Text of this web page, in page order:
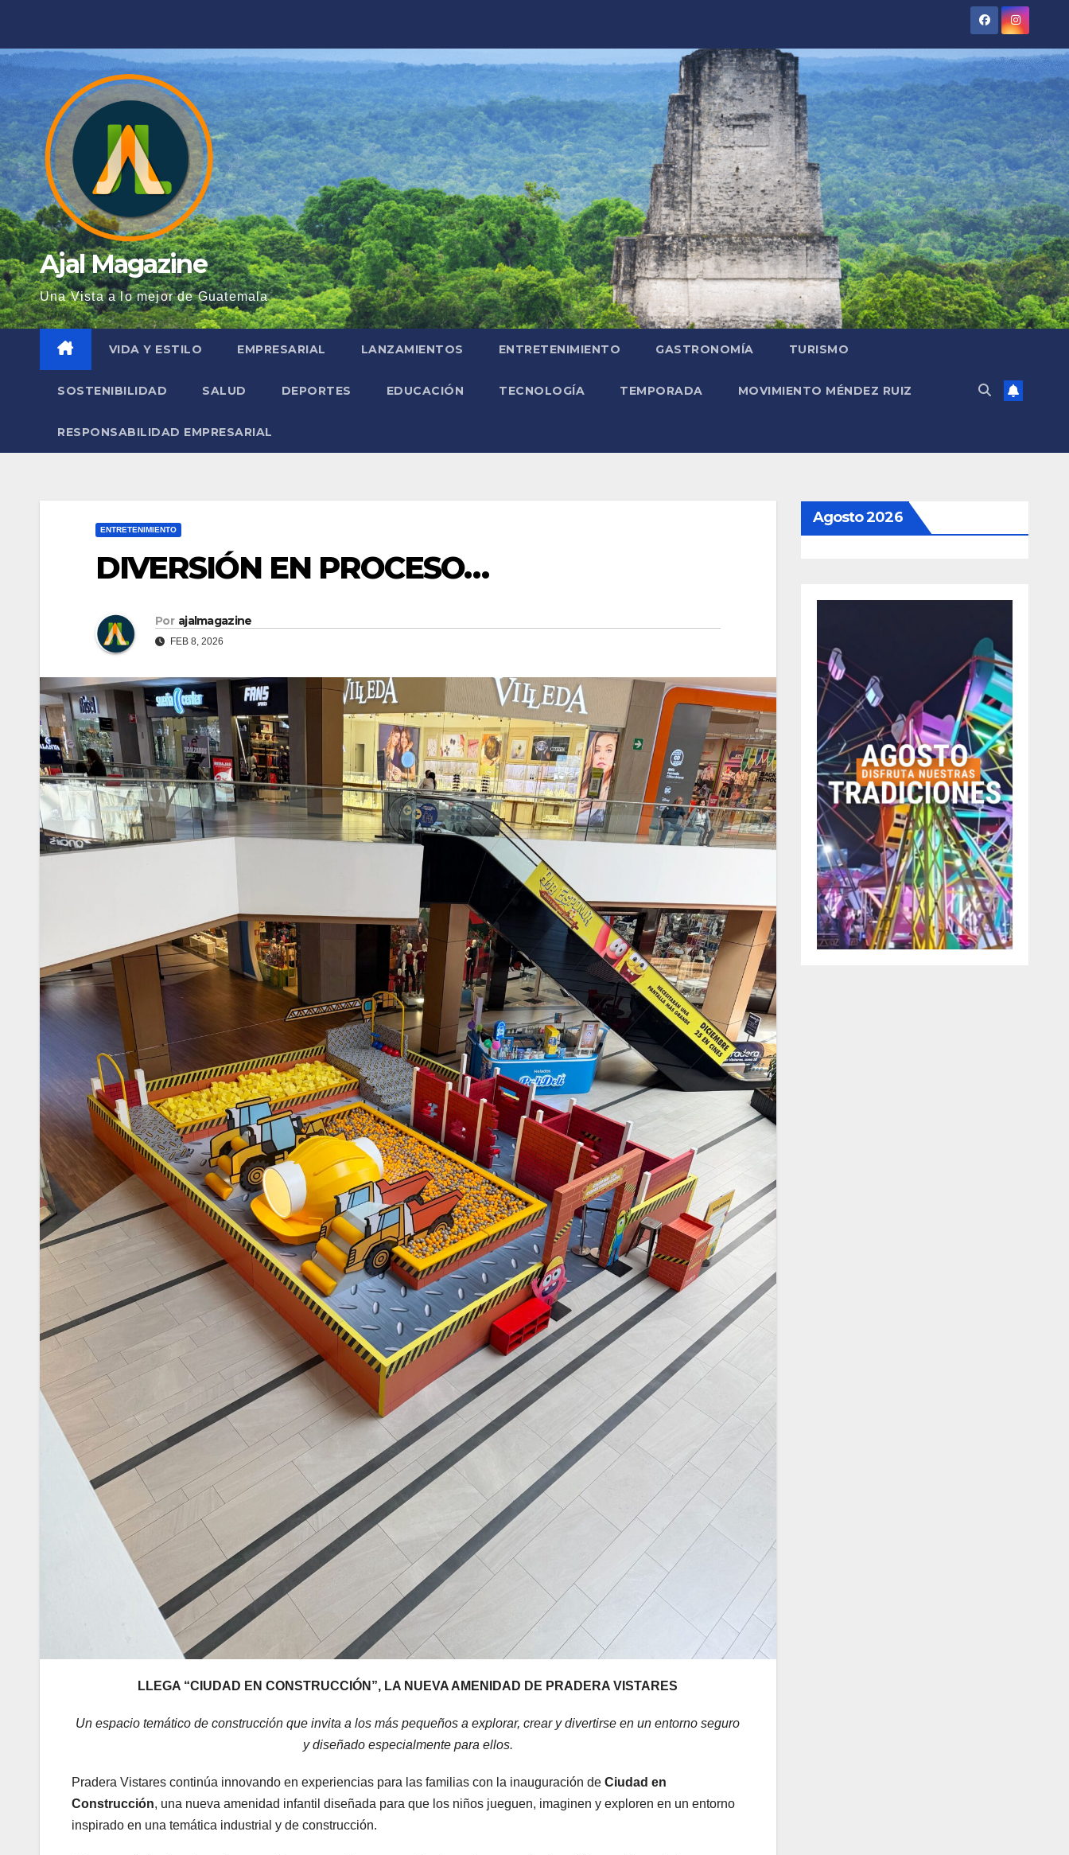
contenido
Ajal Magazine
Una Vista a lo mejor de Guatemala
VIDA Y ESTILO EMPRESARIAL LANZAMIENTOS ENTRETENIMIENTO GASTRONOMÍA TURISMO
SOSTENIBILIDAD SALUD DEPORTES EDUCACIÓN TECNOLOGÍA TEMPORADA MOVIMIENTO MÉNDEZ RUIZ
RESPONSABILIDAD EMPRESARIAL
ENTRETENIMIENTO
DIVERSIÓN EN PROCESO…
Por ajalmagazine
FEB 8, 2026
LLEGA “CIUDAD EN CONSTRUCCIÓN”, LA NUEVA AMENIDAD DE PRADERA VISTARES
Un espacio temático de construcción que invita a los más pequeños a explorar, crear y divertirse en un entorno seguro
y diseñado especialmente para ellos.
Pradera Vistares continúa innovando en experiencias para las familias con la inauguración de Ciudad en
Construcción, una nueva amenidad infantil diseñada para que los niños jueguen, imaginen y exploren en un entorno
inspirado en una temática industrial y de construcción.
Agosto 2026